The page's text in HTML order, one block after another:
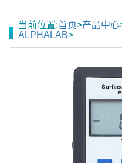
当前位置:首页>产品中心
ALPHALAB>